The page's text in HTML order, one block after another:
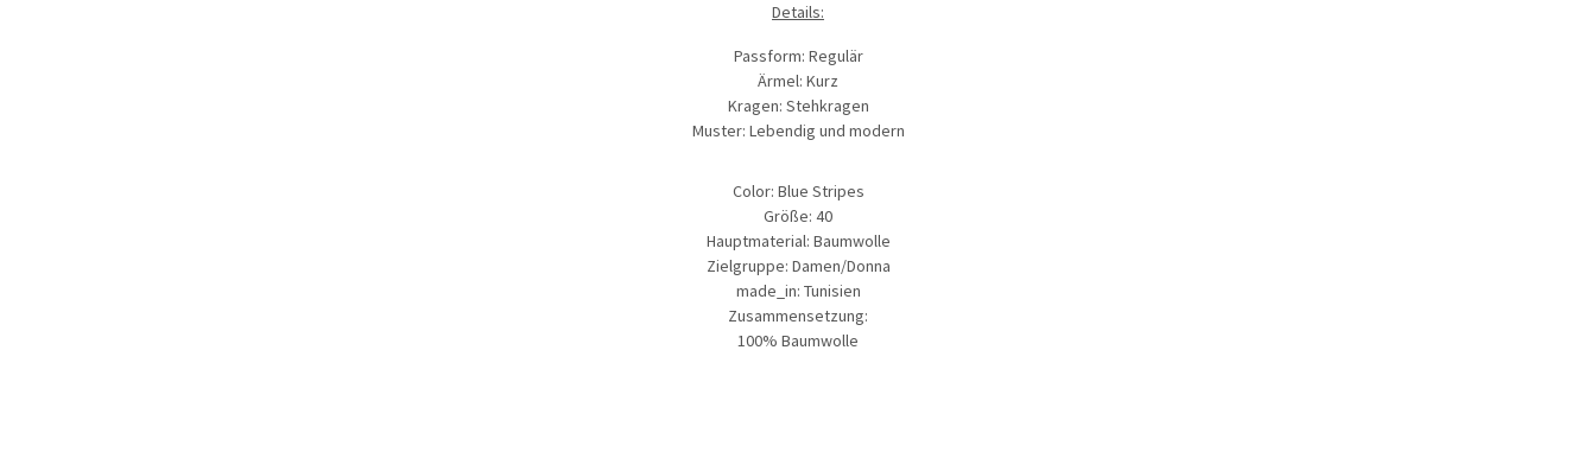
Details:
Passform: Regulär
Ärmel: Kurz
Kragen: Stehkragen
Muster: Lebendig und modern
Color: Blue Stripes
Größe: 40
Hauptmaterial: Baumwolle
Zielgruppe: Damen/Donna
made_in: Tunisien
Zusammensetzung:
100% Baumwolle